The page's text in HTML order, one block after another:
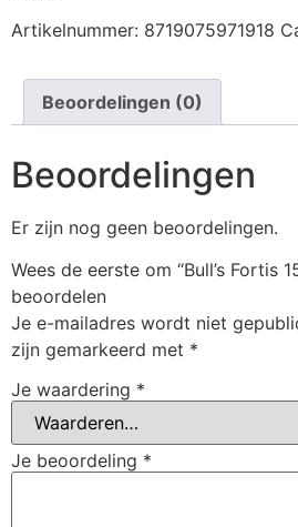
Artikelnummer: 8719075971918
Beoordelingen (0)
Beoordelingen
Er zijn nog geen beoordelingen.
Wees de eerste om “Bull’s Fortis
beoordelen
Je e-mailadres wordt niet
zijn gemarkeerd met *
Je waardering *
Je beoordeling *